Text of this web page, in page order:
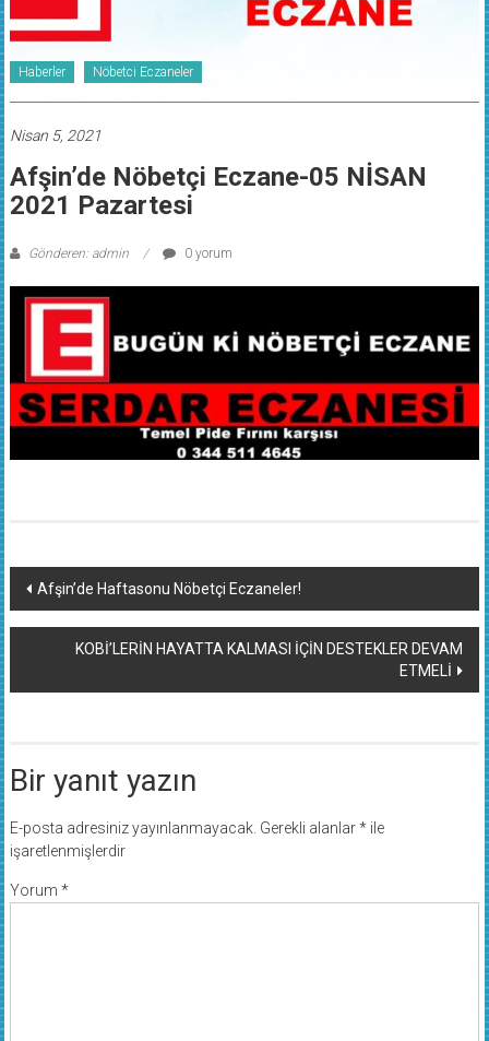
Haberler Nöbetci Eczaneler
Nisan 5, 2021
Afşin’de Nöbetçi Eczane-05 NİSAN
2021 Pazartesi
Gönderen: admin 0 yorum
Yazı
dolaşımı
Afşin’de Haftasonu Nöbetçi Eczaneler!
KOBİ’LERİN HAYATTA KALMASI İÇİN DESTEKLER DEVAM
ETMELİ
Bir yanıt yazın
E-posta adresiniz yayınlanmayacak. Gerekli alanlar*ile
işaretlenmişlerdir
Yorum *